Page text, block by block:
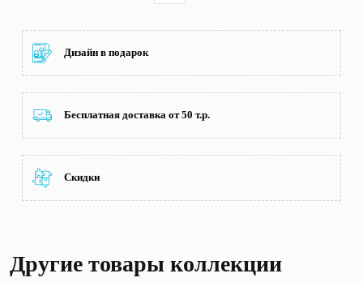
Дизайн в подарок
Бесплатная доставка от 50 т.р.
Скидки
Другие товары коллекции